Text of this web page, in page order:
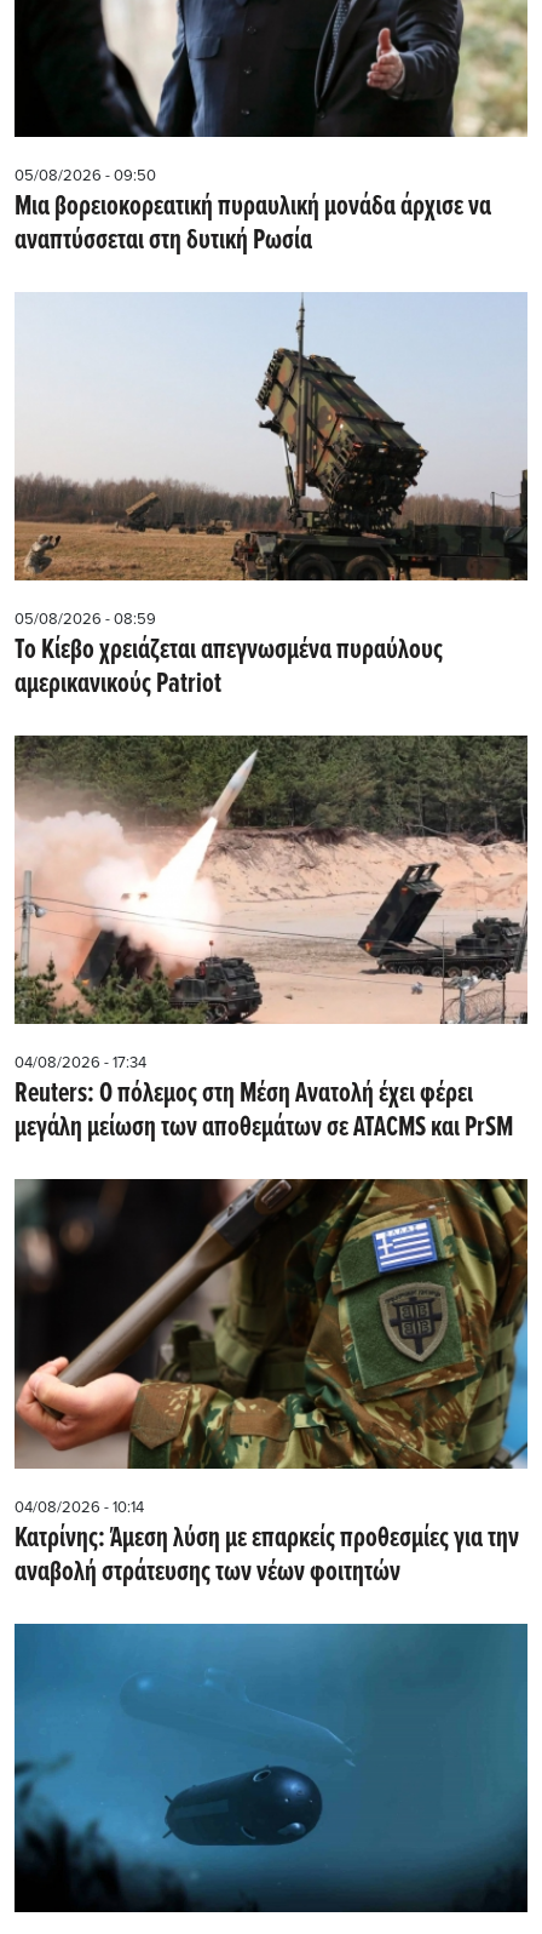
05/08/2026 - 09:50
Μια βορειοκορεατική πυραυλική μονάδα άρχισε να
αναπτύσσεται στη δυτική Ρωσία
05/08/2026 - 08:59
Το Κίεβο χρειάζεται απεγνωσμένα πυραύλους
αμερικανικούς Patriot
04/08/2026 - 17:34
Reuters: Ο πόλεμος στη Μέση Ανατολή έχει φέρει
μεγάλη μείωση των αποθεμάτων σε ATACMS και PrSM
04/08/2026 - 10:14
Κατρίνης: Άμεση λύση με επαρκείς προθεσμίες για την
αναβολή στράτευσης των νέων φοιτητών